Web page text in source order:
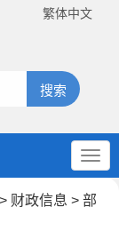
繁体中文
> 财政信息 > 部